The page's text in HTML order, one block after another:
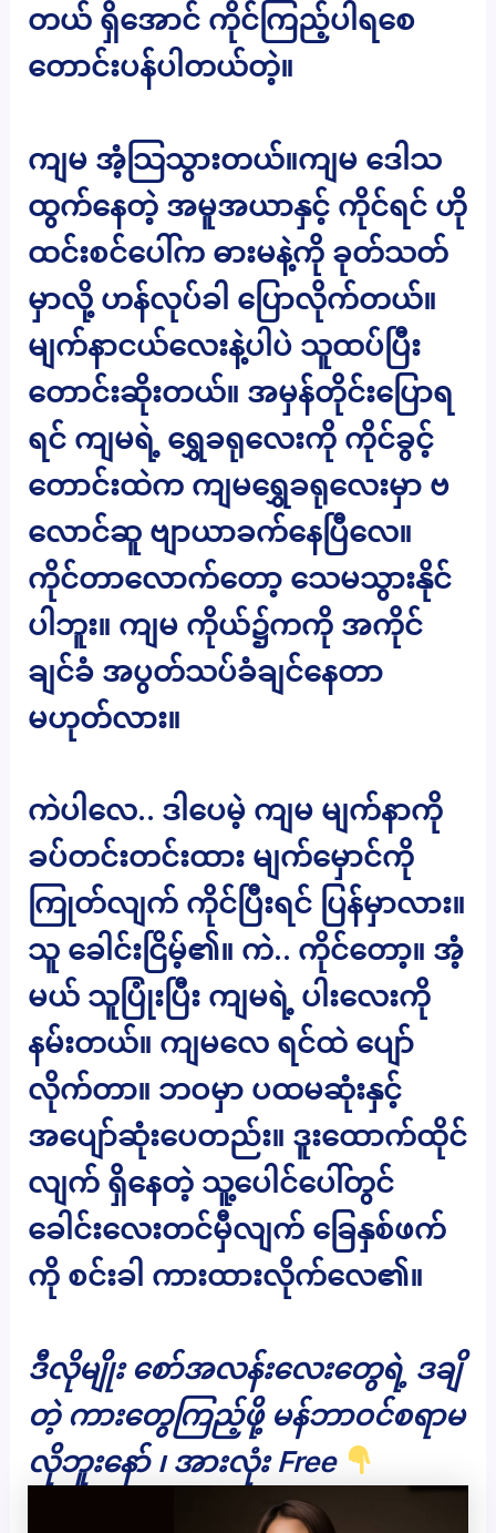
တယ် ရှိအောင် ကိုင်ကြည့်ပါရစေ
တောင်းပန်ပါတယ်တဲ့။
ကျမ အံ့သြသွားတယ်။ကျမ ဒေါသ
ထွက်နေတဲ့ အမူအယာနှင့် ကိုင်ရင် ဟို
ထင်းစင်ပေါ်က ဓားမနဲ့ကို ခုတ်သတ်
မှာလို့ ဟန်လုပ်ခါ ပြောလိုက်တယ်။
မျက်နာငယ်လေးနဲ့ပါပဲ သူထပ်ပြီး
တောင်းဆိုးတယ်။ အမှန်တိုင်းပြောရ
ရင် ကျမရဲ့ ရွှေခရုလေးကို ကိုင်ခွင့်
တောင်းထဲက ကျမရွှေခရုလေးမှာ ဗ
လောင်ဆူ ဗျာယာခက်နေပြီလေ။
ကိုင်တာလောက်တော့ သေမသွားနိုင်
ပါဘူး။ ကျမ ကိုယ်၌ကကို အကိုင်
ချင်ခံ အပွတ်သပ်ခံချင်နေတာ
မဟုတ်လား။
ကဲပါလေ.. ဒါပေမဲ့ ကျမ မျက်နာကို
ခပ်တင်းတင်းထား မျက်မှောင်ကို
ကြုတ်လျက် ကိုင်ပြီးရင် ပြန်မှာလား။
သူ ခေါင်းငြိမ့်၏။ ကဲ.. ကိုင်တော့။ အံ့
မယ် သူပြုံးပြီး ကျမရဲ့ ပါးလေးကို
နမ်းတယ်။ ကျမလေ ရင်ထဲ ပျော်
လိုက်တာ။ ဘဝမှာ ပထမဆုံးနှင့်
အပျော်ဆုံးပေတည်း။ ဒူးထောက်ထိုင်
လျက် ရှိနေတဲ့ သူ့ပေါင်ပေါ်တွင်
ခေါင်းလေးတင်မှီလျက် ခြေနှစ်ဖက်
ကို စင်းခါ ကားထားလိုက်လေ၏။
ဒီလိုမျိုး စော်အလန်းလေးတွေရဲ့ ဒချိ
တဲ့ ကားတွေကြည့်ဖို့ မန်ဘာဝင်စရာမ
လိုဘူးနော် ၊ အားလုံး Free